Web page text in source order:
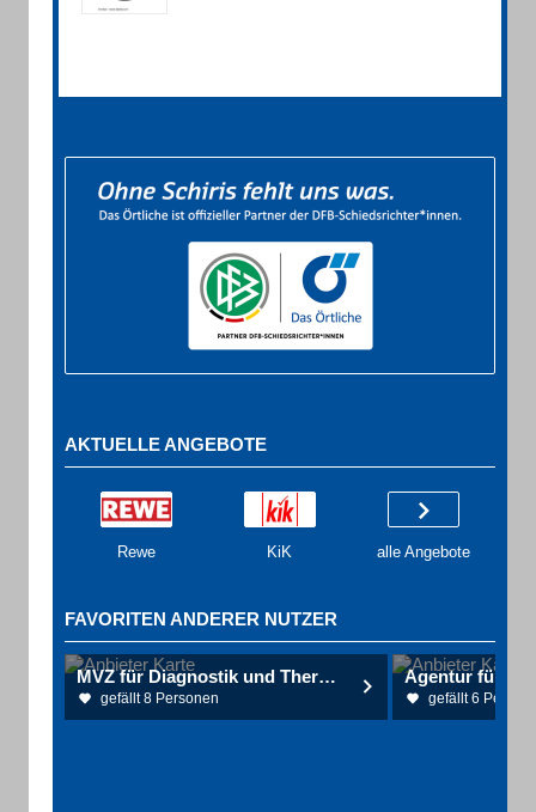
AKTUELLE ANGEBOTE
Rewe KiK alle Angebote
FAVORITEN ANDERER NUTZER
MVZ für Diagnostik und Therapie
gefällt 8 Personen gefällt 6